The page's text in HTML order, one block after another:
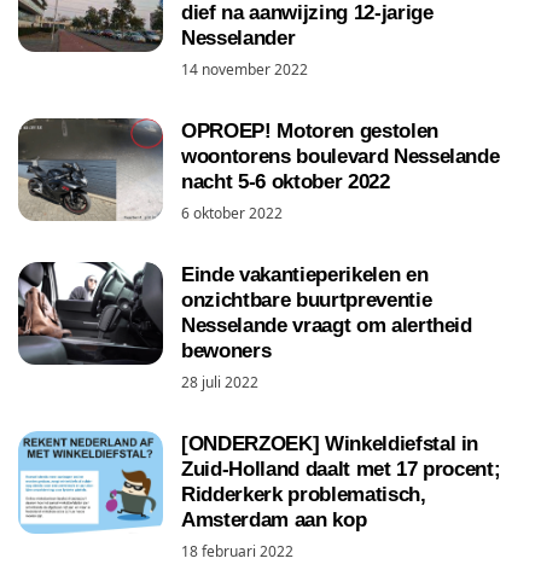
dief na aanwijzing 12-jarige
Nesselander
14 november 2022
OPROEP! Motoren gestolen
woontorens boulevard Nesselande
nacht 5-6 oktober 2022
6 oktober 2022
Einde vakantieperikelen en
onzichtbare buurtpreventie
Nesselande vraagt om alertheid
bewoners
28 juli 2022
[ONDERZOEK] Winkeldiefstal in
Zuid-Holland daalt met 17 procent;
Ridderkerk problematisch,
Amsterdam aan kop
18 februari 2022